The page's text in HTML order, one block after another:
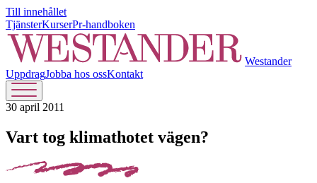
Till innehållet
TjänsterKurserPr-handboken
Westander
UppdragJobba hos ossKontakt
30 april 2011
Vart tog klimathotet vägen?